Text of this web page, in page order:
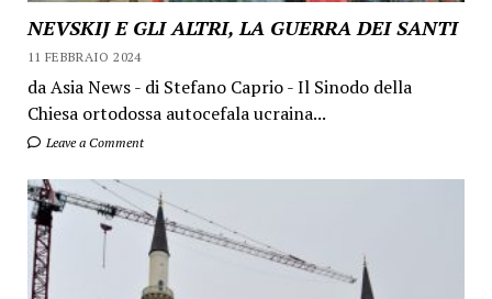
NEVSKIJ E GLI ALTRI, LA GUERRA DEI SANTI
11 FEBBRAIO 2024
da Asia News - di Stefano Caprio - Il Sinodo della
Chiesa ortodossa autocefala ucraina...
Leave a Comment